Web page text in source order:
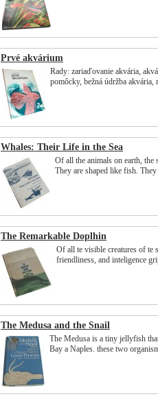
Prvé akvárium
Rady: zariaďovanie akvária,
pomôcky, bežná údržba
Whales: Their Life in the Sea
Of all the animals on earth, the
They are shaped like fish.
The Remarkable Doplhin
Of all te visible creatures of te
friendliness, and inteligence
The Medusa and the Snail
The Medusa is a tiny jellyfish
Bay a Naples. these two